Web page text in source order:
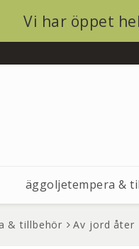
Vi har öppet
äggoljetempera &
& tillbehör Av jord åter